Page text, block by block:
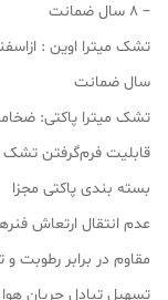
– ۸ سال ضمانت
سال ضمانت
تشک میترا پاکتی: ضخامت ۲۳ سانتیمتر – ۳سال
قابلیت فرم‌گرفتن تشک
بسته بندی پاکتی مجزا
عدم انتقال ارتعاش
مقاوم در برابر رطوبت
تسهیل تبادل جریان